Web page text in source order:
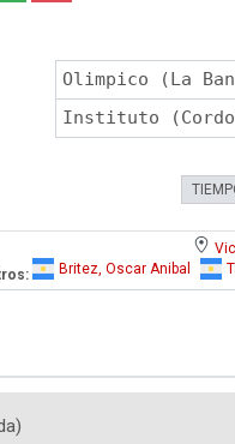
Olimpico (La
Instituto
Britez, Oscar Anibal